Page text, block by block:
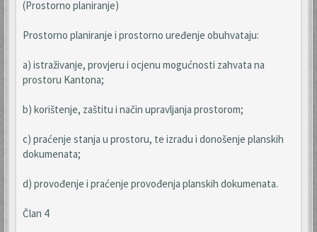
(Prostorno planiranje)
Prostorno planiranje i prostorno uređenje obuhvataju:
a) istraživanje, provjeru i ocjenu mogućnosti zahvata na
prostoru Kantona;
b) korištenje, zaštitu i način upravljanja prostorom;
c) praćenje stanja u prostoru, te izradu i donošenje planskih
dokumenata;
d) provođenje i praćenje provođenja planskih dokumenata.
Član 4